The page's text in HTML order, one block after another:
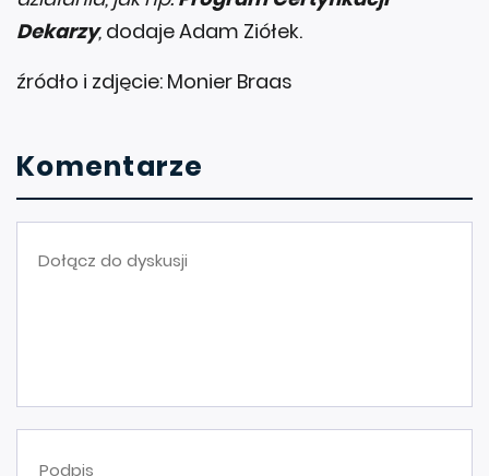
Dekarzy, dodaje Adam Ziółek.
źródło i zdjęcie: Monier Braas
Komentarze